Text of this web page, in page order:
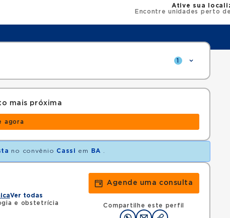
Ative sua
Encontre unidades perto
1
mais próxima
agora
no convênio Cassi em BA
Ver todas
e obstetrícia
Agende uma consulta
Compartilhe este perfil